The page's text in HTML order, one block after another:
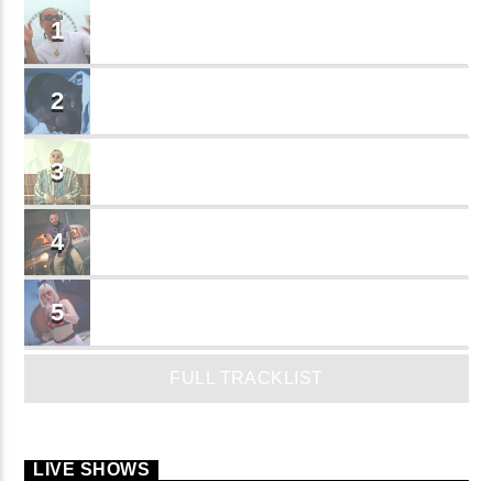
1
2
3
4
5
FULL TRACKLIST
LIVE SHOWS